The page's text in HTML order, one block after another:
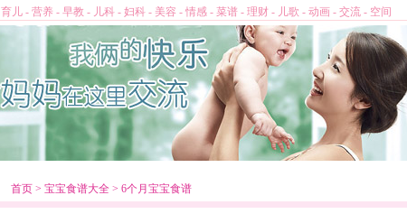
育儿 - 营养 - 早教 - 儿科 - 妇科 - 美容 - 情感 - 菜谱 - 理财 - 儿歌 - 动画 - 交流 - 空间
首页 > 宝宝食谱大全 > 6个月宝宝食谱